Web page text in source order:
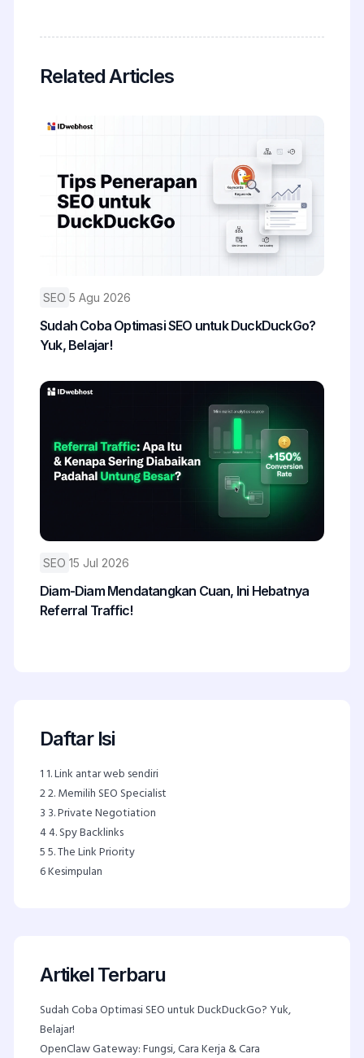
Related Articles
SEO 5 Agu 2026
Sudah Coba Optimasi SEO untuk DuckDuckGo?
Yuk, Belajar!
SEO 15 Jul 2026
Diam-Diam Mendatangkan Cuan, Ini Hebatnya
Referral Traffic!
Daftar Isi
11. Link antar web sendiri
22. Memilih SEO Specialist
3 3. Private Negotiation
44. Spy Backlinks
55. The Link Priority
6Kesimpulan
Artikel Terbaru
Sudah Coba Optimasi SEO untuk DuckDuckGo? Yuk,
Belajar!
OpenClaw Gateway: Fungsi, Cara Kerja & Cara